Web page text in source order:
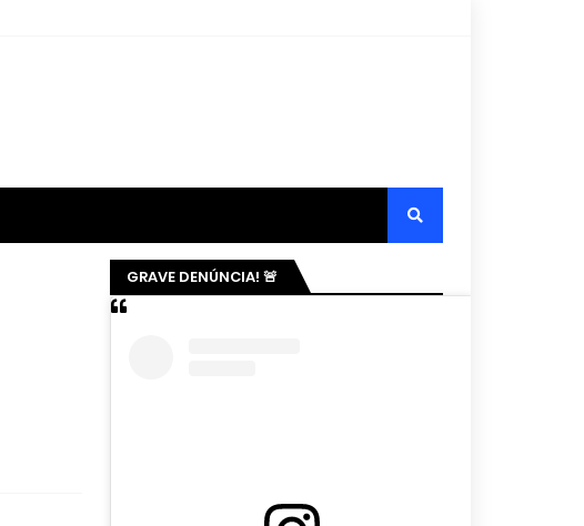
GRAVE DENÚNCIA! 🚨